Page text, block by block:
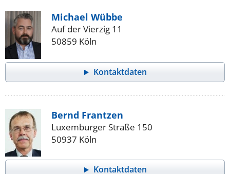
Michael Wübbe
Auf der Vierzig 11
50859 Köln
Kontaktdaten
Bernd Frantzen
Luxemburger Straße 150
50937 Köln
Kontaktdaten